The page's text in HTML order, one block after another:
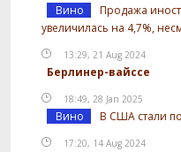
Вино
Продажа
увеличилась на 4,7%,
13:29, 21 Aug 2024
Берлинер-вайссе
18:49, 28 Jan 2025
Вино В США стали
17:20, 14 Aug 2024